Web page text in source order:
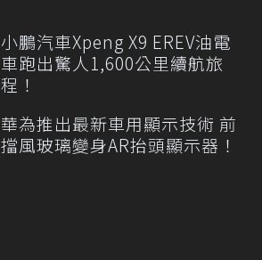
小鵬汽車Xpeng X9 EREV油電
車跑出驚人1,600公里續航旅
程！
華為推出最新車用顯示技術 前
擋風玻璃變身AR抬頭顯示器！